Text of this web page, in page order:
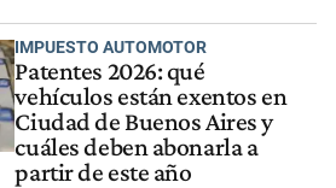
IMPUESTO AUTOMOTOR
Patentes 2026: qué
vehículos están exentos en
Ciudad de Buenos Aires y
cuáles deben abonarla a
partir de este año